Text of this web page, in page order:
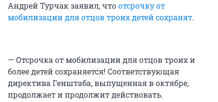
Андрей Турчак заявил, чтоотсрочку от
мобилизации для отцов троих детей сохранят.
— Отсрочка от мобилизации для отцов троих и
более детей сохраняется! Соответствующая
директива Генштаба, выпущенная в октябре,
продолжает и продолжит действовать.